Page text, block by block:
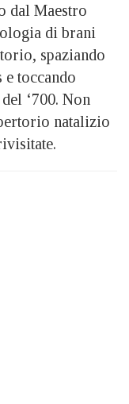
dal Maestro
di brani
spaziando
toccando
‘700. Non
natalizio